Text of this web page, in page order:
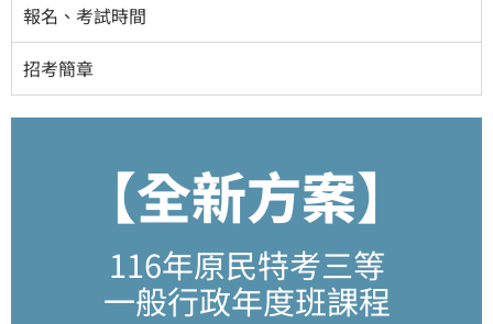
報名、考試時間
招考簡章
【全新方案】
116年原民特考三等
一般行政年度班課程